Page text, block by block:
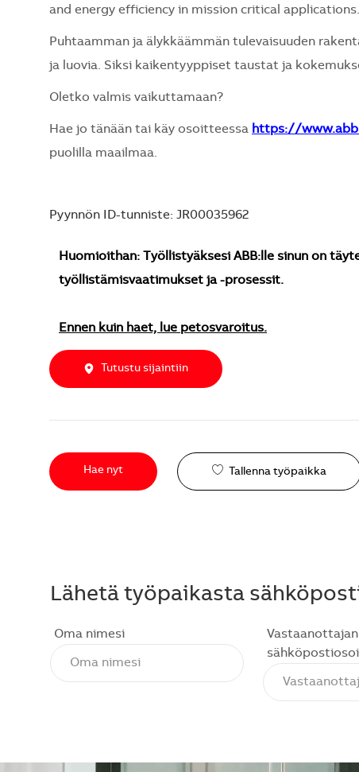
and energy efficiency in mission critical applications.
Puhtaamman ja älykkäämmän tulevaisuuden
ja luovia. Siksi kaikentyyppiset taustat ja
Oletko valmis vaikuttamaan?
Hae jo tänään tai käy osoitteessa https://
puolilla maailmaa.
Pyynnön ID-tunniste: JR00035962
Huomioithan: Työllistyäksesi ABB:lle sinun on
työllistämisvaatimukset ja -prosessit.
Ennen kuin haet, lue petosvaroitus.
Tutustu sijaintiin
Hae nyt Tallenna työpaikka
Lähetä työpaikasta
Oma nimesi
Vastaanottajan